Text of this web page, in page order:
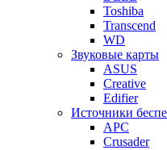
Toshiba
Transcend
WD
Звуковые карты
ASUS
Creative
Edifier
Источники
APC
Crusader